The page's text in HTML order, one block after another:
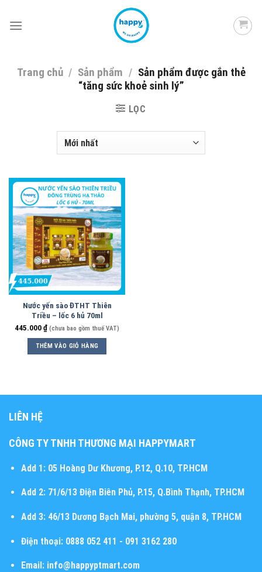
Trang chủ / Sản phẩm / Sản phẩm được gắn thẻ
“tăng sức khoẻ sinh lý”
LỌC
Nước yến sào ĐTHT Thiên
Triều – lốc 6 hủ 70ml
445.000₫ (chưa bao gồm thuế VAT)
THÊM VÀO GIỎ HÀNG
LIÊN HỆ
CÔNG TY TNHH THƯƠNG MẠI HAPPYMART
Add 1:05 Hoàng Dư Khương, P.12, Q.10, TP.HCM
Add 2:71/6/13 Điện Biên Phủ, P.15, Q.Bình Thạnh, TP.HCM
Add 3:46/13 Dương Bạch Mai, phường 5, quận 8, TP.HCM
Điện thoại:0888 052 411 - 091 3162 280
Email:info@happyptmart.com